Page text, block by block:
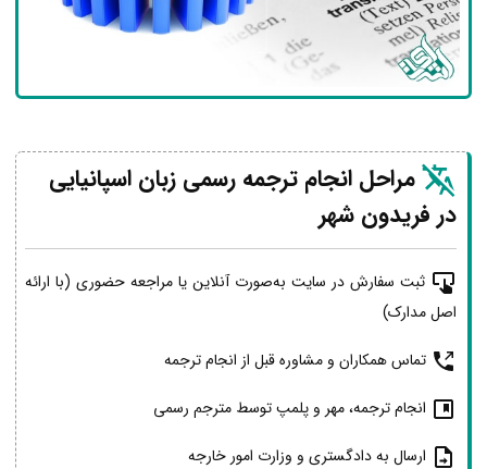
مراحل انجام ترجمه رسمی زبان اسپانیایی
در فریدون شهر
ثبت سفارش در سایت به‌صورت آنلاین یا مراجعه حضوری (با ارائه
اصل مدارک)
تماس همکاران و مشاوره قبل از انجام ترجمه
انجام ترجمه، مهر و پلمپ توسط مترجم رسمی
ارسال به دادگستری و وزارت امور خارجه